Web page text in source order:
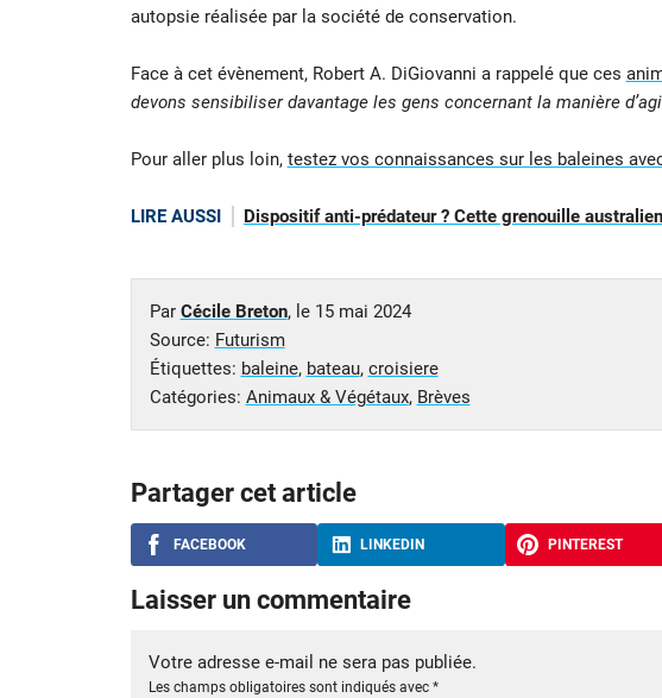
autopsie réalisée par la société de conservation.
Face à cet évènement, Robert A. DiGiovanni a rappelé que ces
devons sensibiliser davantage les gens concernant la manière
Pour aller plus loin, testez vos connaissances sur les baleines
LIRE AUSSI Dispositif anti-prédateur ? Cette grenouille
Par Cécile Breton, le 15 mai 2024
Source: Futurism
Étiquettes: baleine, bateau, croisiere
Catégories: Animaux & Végétaux, Brèves
Partager cet article
FACEBOOK LINKEDIN PINTEREST
Laisser un commentaire
Votre adresse e-mail ne sera pas publiée.
Les champs obligatoires sont indiqués avec *